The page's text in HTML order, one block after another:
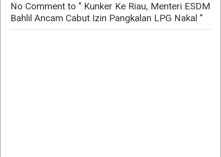
No Comment to " Kunker Ke Riau, Menteri ESDM
Bahlil Ancam Cabut Izin Pangkalan LPG Nakal "